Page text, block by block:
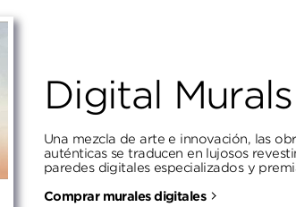
Digital Murals
Una mezcla de arte e innovación, las
auténticas se traducen en lujosos
paredes digitales especializados y
Comprar murales digitales